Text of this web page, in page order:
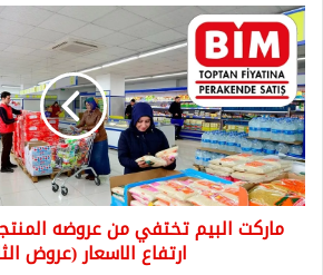
ماركت
البيم
تختفي
من
عروضه
المنتجات
الغذائية
بسبب
ارتفاع
الاسعار
ماركت البيم تختفي من عروضه
ارتفاع الاسعار (عروض